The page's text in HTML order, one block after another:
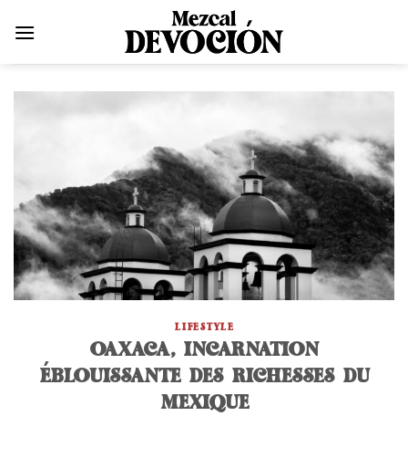
LIFESTYLE
OAXACA, INCARNATION
ÉBLOUISSANTE DES RICHESSES DU
MEXIQUE